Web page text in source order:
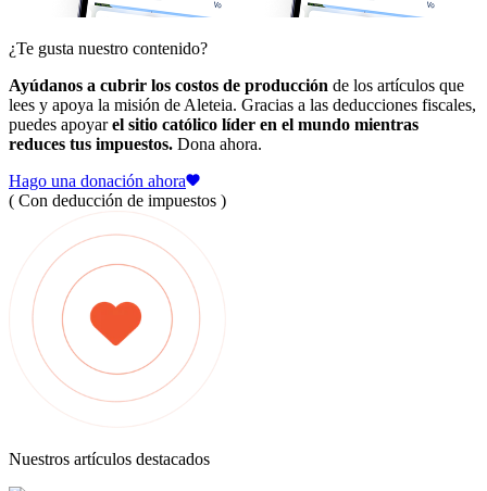
¿Te gusta nuestro contenido?
Ayúdanos a cubrir los costos de producción de los artículos que
lees y apoya la misión de Aleteia. Gracias a las deducciones fiscales,
puedes apoyarel sitio católico líder en el mundo mientras
reduces tus impuestos. Dona ahora.
Hago una donación ahora
( Con deducción de impuestos )
Nuestros artículos destacados